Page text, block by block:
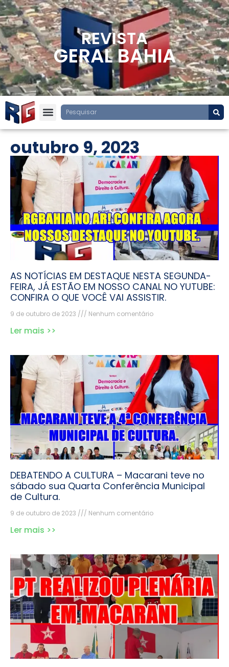
REVISTA
GERAL BAHIA
outubro 9, 2023
AS NOTÍCIAS EM DESTAQUE NESTA SEGUNDA-
FEIRA, JÁ ESTÃO EM NOSSO CANAL NO YUTUBE:
CONFIRA O QUE VOCÊ VAI ASSISTIR.
9 de outubro de 2023 Nenhum comentário
Ler mais >>
DEBATENDO A CULTURA – Macarani teve no
sábado sua Quarta Conferência Municipal
de Cultura.
9 de outubro de 2023 Nenhum comentário
Ler mais >>